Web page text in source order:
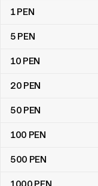
Tabela przeliczeń sola
1PEN
5 PEN
10 PEN
20 PEN
50 PEN
100 PEN
500 PEN